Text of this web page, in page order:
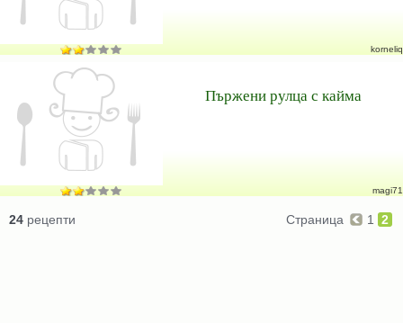
korneliq
Пържени рулца с кайма
magi71
24 рецепти Страница 1 2